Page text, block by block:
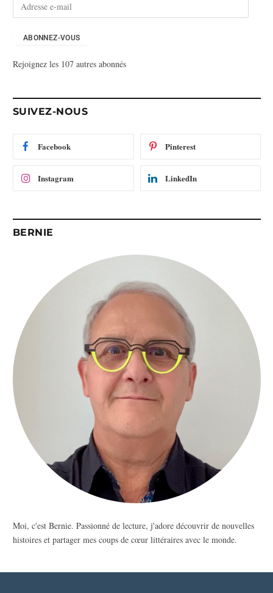
s
m
ABONNEZ-VOUS
Rejoignez les 107 autres abonnés
SUIVEZ-NOUS
Facebook Pinterest
Instagram LinkedIn
BERNIE
Moi, c'est Bernie. Passionné de lecture, j'adore découvrir de nouvelles
histoires et partager mes coups de cœur littéraires avec le monde.